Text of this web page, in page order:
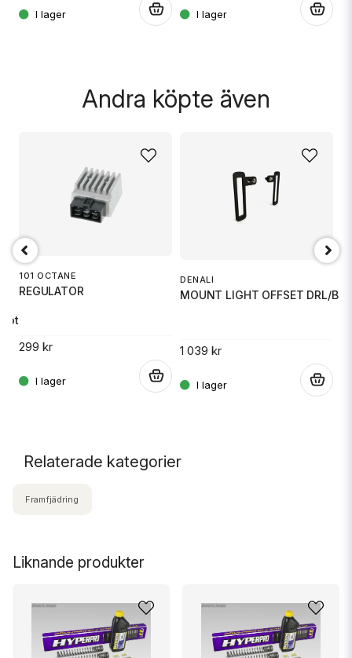
Andra köpte även
101 OCTANE
REGULATOR
299 kr
DENALI
MOUNT LIGHT OFFSET DRL/B6
1 039 kr
Liknande produkter
Relaterade kategorier
Framfjädring